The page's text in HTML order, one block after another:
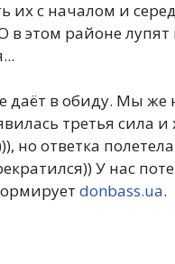
их с началом и
этом районе лупят
в обиду. Мы же
третья сила
но ответка
У нас
donbass.ua.